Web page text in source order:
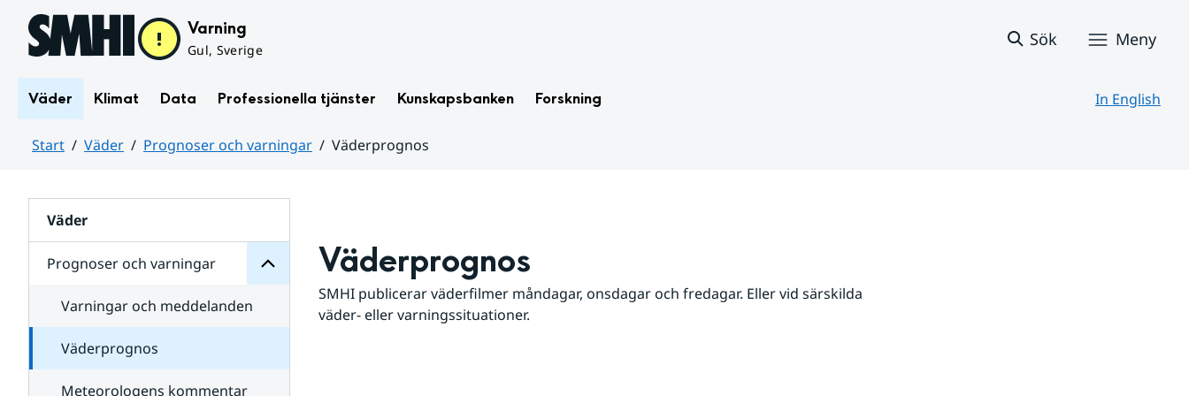
Hoppa till sidans innehåll Varning
Gul, Sverige
Sök Meny
Väder Klimat Data Professionella tjänster Kunskapsbanken Forskning In English
Start Väder Prognoser och varningar
Väderprognos
Väder
Prognoser och varningar
för
varningar
Varningar och meddelanden
Väderprognos
Meteorologens kommentar
Väderprognos
SMHI publicerar väderfilmer måndagar, onsdagar och fredagar. Eller vid särskilda
väder- eller varningssituationer.